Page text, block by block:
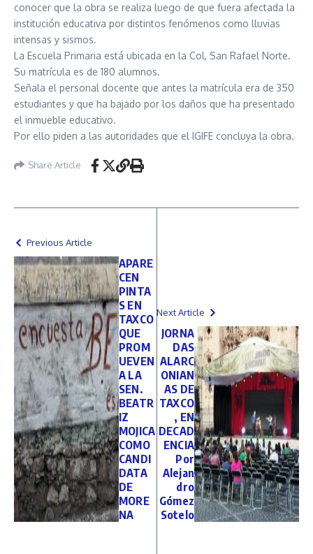
conocer que la obra se realiza luego de que fuera afectada la
institución educativa por distintos fenómenos como lluvias
intensas y sismos.
La Escuela Primaria está ubicada en la Col, San Rafael Norte.
Su matrícula es de 180 alumnos.
Señala el personal docente que antes la matrícula era de 350
estudiantes y que ha bajado por los daños que ha presentado
el inmueble educativo.
Por ello piden a las autoridades que el IGIFE concluya la obra.
Share Article
Previous Article
APARE
CEN
PINTA
S EN
TAXCO
QUE
PROM
UEVEN
A LA
SEN.
BEATR
IZ
MOJICA
COMO
CANDI
DATA
DE
MORE
NA
Next Article
JORNA
DAS
ALARC
ONIAN
AS DE
TAXCO
, EN
DECAD
ENCIA
Por
Alejan
dro
Gómez
Sotelo